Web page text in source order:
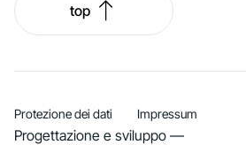
top
Protezione dei dati Impressum
Progettazione e sviluppo —